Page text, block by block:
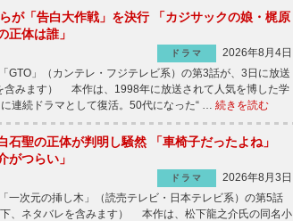
が「告白大作戦」を決行 「カジサックの娘・梶原
正体は誰」
ドラマ
2026年8月4日
GTO」（カンテレ・フジテレビ系）の第3話が、3日に放送
含みます） 本作は、1998年に放送されて人気を博した学
連続ドラマとして復活。50代になった“ … 続きを読む
石聖の正体が判明し騒然 「車椅子だったよね」
がつらい」
ドラマ
2026年8月3日
一次元の挿し木」（読売テレビ・日本テレビ系）の第5話
、ネタバレを含みます） 本作は、松下龍之介氏の同名小